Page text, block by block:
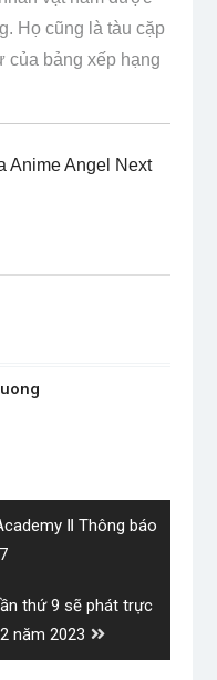
Họ cũng là tàu cặp
của bảng xếp hạng
Anime Angel Next
Ⅱ Thông báo
thứ 9 sẽ phát trực
năm 2023